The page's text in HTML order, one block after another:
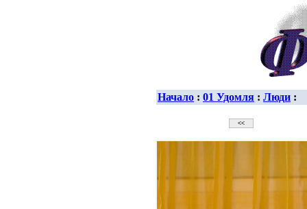
Начало : 01 Удомля : Люди :